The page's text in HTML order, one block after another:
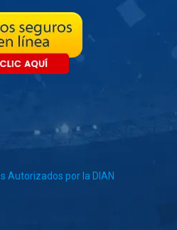
Autorizados por la DIAN